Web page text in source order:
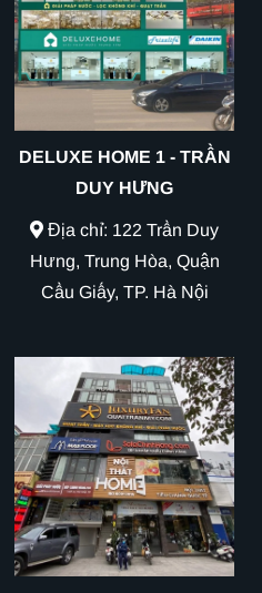
DELUXE HOME 1 - TRẦN
DUY HƯNG
Địa chỉ: 122 Trần Duy
Hưng, Trung Hòa, Quận
Cầu Giấy, TP. Hà Nội